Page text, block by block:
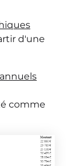
d'une
comme